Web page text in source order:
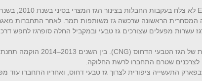
עשרות מפעלים שצורכים גז טבעי ובמקביל החלה סופרגז לחפש
של הגז הטבעי הדחוס (CNG
). בין השנים
לצרכנים שטרם התחברו לרשת החלוקה.